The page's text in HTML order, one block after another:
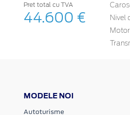
Pret total cu TVA
44.600 € Nivel
MODELE NOI
Autoturisme